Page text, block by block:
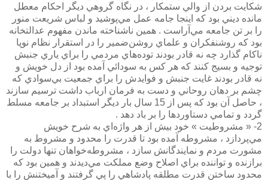
شكايت بردن از والي ستمكار ، در نگاه گروهي ديگر احكام معطل
مانده ديني بود كه اينجا جامه عمل مي‌پوشيد و لباس شريعت منور
را بر تن جامعه مي‌‌آراست . همين ناشناخته ماندن مفهوم عدالتخانه
بود كه روشنفكران و علماي روشن‌ضمير را در استقرار نظام نوپا
ناكام گذارد چه نه قادر بودند توده‌هاي مردمي را براي ياري جنبش
توجيه و بسيج كنند كه هر كس به سودائي آمده بود از دل خويش و
نه قادر بودند غايت جنبش و فوايدش را براي جمعيت بي‌سوادي كه
چشم بر دهان روحاني و دست به فرمان ارباب داشت ترسيم سازند
، حاصل آن بود كه پس از 15 سال بار ديگر استبداد بر جامعه مسلط
گردد و تمامي دستاوردها را بر باد دهد .
2- « مشروطيت » خود بيش از هر واژه‌اي به شرح خويش
مي‌پردازد ، مشروطه آمده بود تا قدرت را محدود و مشروط به
مشورت مردم و نمايندگانش سازد ، مشروطه‌خواهان تنها دولت را
برازنده و تواننده براي اصلاح وضع مملكت مي‌ديدند و همين بود كه
محدود ساختن قدرت مطلقه پادشاهي را پي گرفتند و آميختنش را با